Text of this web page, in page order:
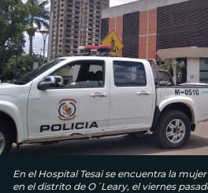
En el Hospital Tesai se encuentra la
en el distrito de O´Leary, el viernes